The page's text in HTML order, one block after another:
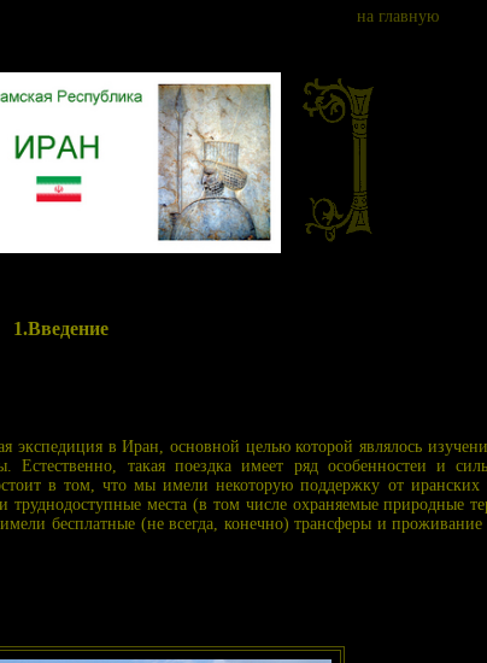
на главную
1.Введение
экспедиция в Иран, основной целью которой являлось
Естественно, такая поездка имеет ряд особенностеи и
в том, что мы имели некоторую поддержку от иранских
труднодоступные места (в том числе охраняемые природные
бесплатные (не всегда, конечно) трансферы и